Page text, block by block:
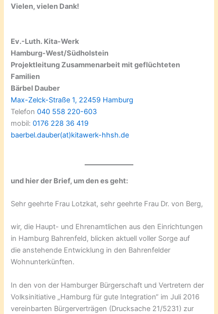
Vielen, vielen Dank!
Ev.-Luth. Kita-Werk
Hamburg-West/Südholstein
Projektleitung Zusammenarbeit mit geflüchteten
Familien
Bärbel Dauber
Max-Zelck-Straße 1, 22459 Hamburg
Telefon040 558 220-603
mobil:0176 228 36 419
baerbel.dauber(at)kitawerk-hhsh.de
und hier der Brief, um den es geht:
Sehr geehrte Frau Lotzkat, sehr geehrte Frau Dr. von Berg,
wir, die Haupt- und Ehrenamtlichen aus den Einrichtungen
in Hamburg Bahrenfeld, blicken aktuell voller Sorge auf
die anstehende Entwicklung in den Bahrenfelder
Wohnunterkünften.
In den von der Hamburger Bürgerschaft und Vertretern der
Volksinitiative „Hamburg für gute Integration“ im Juli 2016
vereinbarten Bürgerverträgen (Drucksache 21/5231) zur